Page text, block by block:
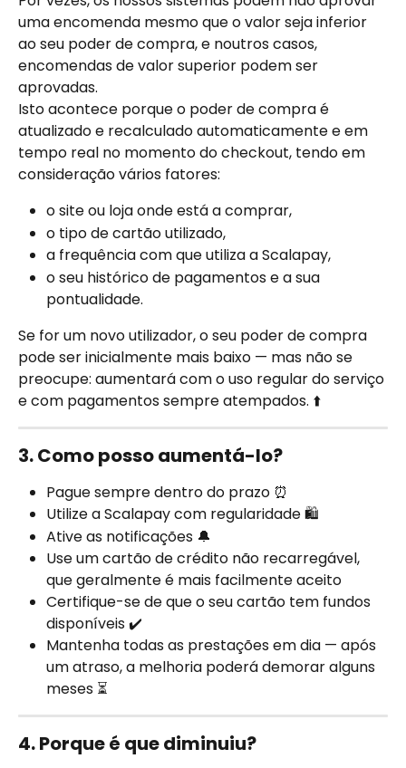
uma encomenda mesmo que o valor seja inferior
ao seu poder de compra, e noutros casos,
encomendas de valor superior podem ser
aprovadas.
Isto acontece porque o poder de compra é
atualizado e recalculado automaticamente e em
tempo real no momento do checkout, tendo em
consideração vários fatores:
o site ou loja onde está a comprar,
o tipo de cartão utilizado,
a frequência com que utiliza a Scalapay,
o seu histórico de pagamentos e a sua
pontualidade.
Se for um novo utilizador, o seu poder de compra
pode ser inicialmente mais baixo — mas não se
preocupe: aumentará com o uso regular do serviço
e com pagamentos sempre atempados. ⬆️
3. Como posso aumentá-lo?
Pague sempre dentro do prazo ⏰
Utilize a Scalapay com regularidade 🛍️
Ative as notificações 🔔
Use um cartão de crédito não recarregável,
que geralmente é mais facilmente aceito
Certifique-se de que o seu cartão tem fundos
disponíveis ✔️
Mantenha todas as prestações em dia — após
um atraso, a melhoria poderá demorar alguns
meses ⏳
4. Porque é que diminuiu?